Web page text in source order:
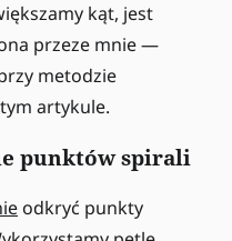
kąt, jest
przeze mnie —
metodzie
artykule.
punktów spirali
odkryć punkty